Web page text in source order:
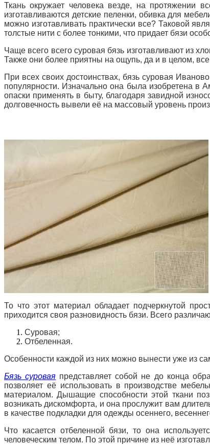
Ткань окружает человека везде, на протяжении
изготавливаются детские пеленки, обивка для
можно изготавливать практически все? Таковой
толстые нити с более тонкими, что придает бязи
Чаще всего всего суровая бязь изготавливают из
Также они более приятны на ощупь, да и в целом,
При всех своих достоинствах, бязь суровая
популярности. Изначально она была изобретена в
опаски применять в быту, благодаря завидной
долговечность вывели её на массовый уровень
То что этот материал обладает подчеркнутой
приходится своя разновидность бязи. Всего
Суровая;
Отбеленная.
Особенности каждой из них можно вынести уже из
Бязь суровая представляет собой не до конца
позволяет её использовать в производстве
материалом. Дышащие способности этой ткани
возникать дискомфорта, и она прослужит вам
в качестве подкладки для одежды осеннего,
Что касается отбеленной бязи, то она
человеческим телом. По этой причине из неё